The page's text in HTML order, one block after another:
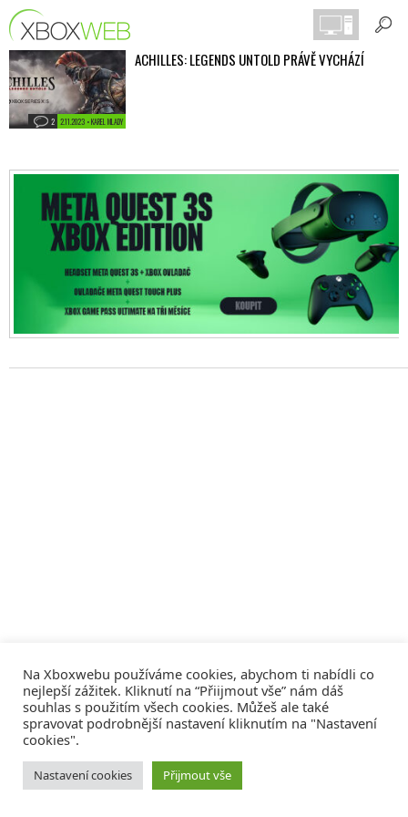
2.11.2023 • KAREL MLADY
2
ACHILLES: LEGENDS UNTOLD PRÁVĚ VYCHÁZÍ
Tvorba webů a sociální služby
Reklama – Inzerce –
Na Xboxwebu používáme cookies, abychom ti nabídli co
nejlepší zážitek. Kliknutí na “Přiijmout vše” nám dáš
souhlas s použitím všech cookies. Můžeš ale také
spravovat podrobnější nastavení kliknutím na "Nastavení
cookies".
Nastavení cookies Přijmout vše